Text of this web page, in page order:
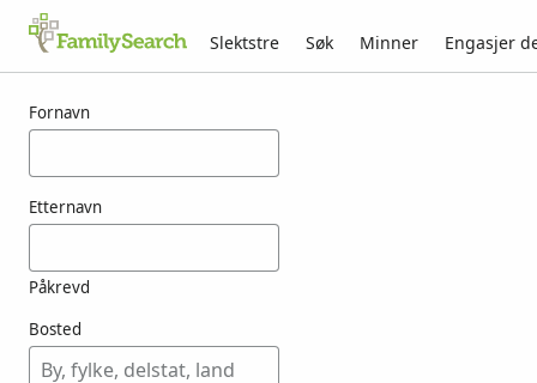
Slektstre Søk Minner Engasjer
Fornavn
Etternavn
Påkrevd
Bosted